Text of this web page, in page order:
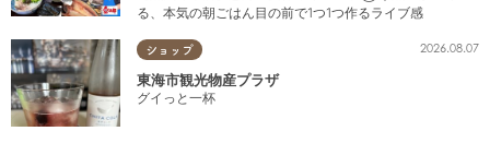
る、本気の朝ごはん目の前で1つ1つ作るライブ感
ショップ 2026.08.07
東海市観光物産プラザ
グイっと一杯